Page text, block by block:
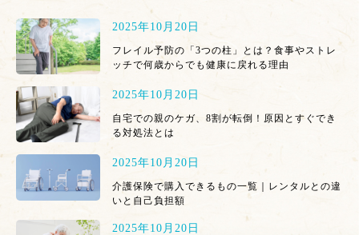
2025年10月20日
フレイル予防の「3つの柱」とは？食事やストレ
ッチで何歳からでも健康に戻れる理由
2025年10月20日
自宅での親のケガ、8割が転倒！原因とすぐでき
る対処法とは
2025年10月20日
介護保険で購入できるもの一覧｜レンタルとの違
いと自己負担額
2025年10月20日